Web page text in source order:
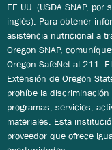
EE.UU. (USDA SNAP, por
inglés). Para obtener
asistencia nutricional a
Oregon SNAP,
Oregon SafeNet al 211.
Extensión de Oregon
prohíbe la
programas, servicios,
materiales. Esta
proveedor que ofrece